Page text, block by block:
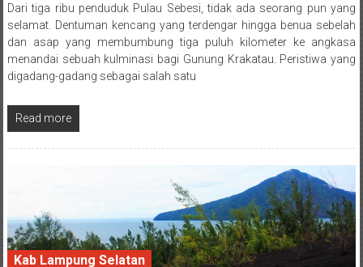
Posted By: wirawan
Dari tiga ribu penduduk Pulau Sebesi, tidak ada seorang pun yang
selamat. Dentuman kencang yang terdengar hingga benua sebelah
dan asap yang membumbung tiga puluh kilometer ke angkasa
menandai sebuah kulminasi bagi Gunung Krakatau. Peristiwa yang
digadang-gadang sebagai salah satu
Read more
Kab Lampung Selatan